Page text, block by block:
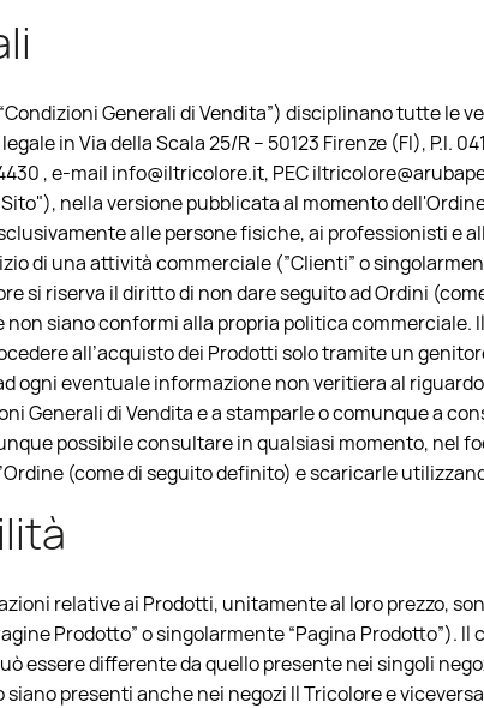
Generali di Vendita”) disciplinano tutte le
in Via della Scala 25/R – 50123 Firenze (FI), P.I.
, e-mail info@iltricolore.it, PEC
nella versione pubblicata al momento
alle persone fisiche, ai professionisti e
di una attività commerciale (”Clienti” o
si riserva il diritto di non dare seguito ad Ordini
siano conformi alla propria politica commerciale.
all’acquisto dei Prodotti solo tramite un
ogni eventuale informazione non veritiera al
Generali di Vendita e a stamparle o comunque a
possibile consultare in qualsiasi momento, nel
(come di seguito definito) e scaricarle
relative ai Prodotti, unitamente al loro prezzo,
Prodotto” o singolarmente “Pagina Prodotto”).
essere differente da quello presente nei singoli
presenti anche nei negozi Il Tricolore e